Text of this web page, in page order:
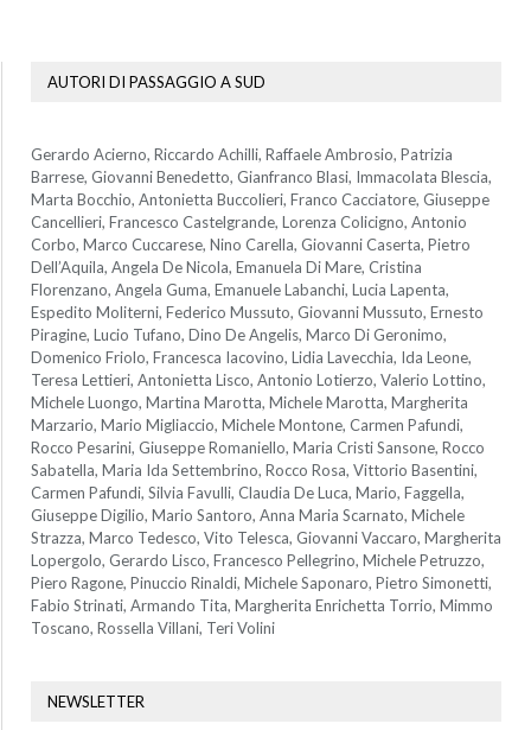
AUTORI DI PASSAGGIO A SUD
Gerardo Acierno, Riccardo Achilli, Raffaele Ambrosio, Patrizia
Barrese, Giovanni Benedetto, Gianfranco Blasi, Immacolata Blescia,
Marta Bocchio, Antonietta Buccolieri, Franco Cacciatore, Giuseppe
Cancellieri, Francesco Castelgrande, Lorenza Colicigno, Antonio
Corbo, Marco Cuccarese, Nino Carella, Giovanni Caserta, Pietro
Dell’Aquila, Angela De Nicola, Emanuela Di Mare, Cristina
Florenzano, Angela Guma, Emanuele Labanchi, Lucia Lapenta,
Espedito Moliterni, Federico Mussuto, Giovanni Mussuto, Ernesto
Piragine, Lucio Tufano, Dino De Angelis, Marco Di Geronimo,
Domenico Friolo, Francesca Iacovino, Lidia Lavecchia, Ida Leone,
Teresa Lettieri, Antonietta Lisco, Antonio Lotierzo, Valerio Lottino,
Michele Luongo, Martina Marotta, Michele Marotta, Margherita
Marzario, Mario Migliaccio, Michele Montone, Carmen Pafundi,
Rocco Pesarini, Giuseppe Romaniello, Maria Cristi Sansone, Rocco
Sabatella, Maria Ida Settembrino, Rocco Rosa, Vittorio Basentini,
Carmen Pafundi, Silvia Favulli, Claudia De Luca, Mario, Faggella,
Giuseppe Digilio, Mario Santoro, Anna Maria Scarnato, Michele
Strazza, Marco Tedesco, Vito Telesca, Giovanni Vaccaro, Margherita
Lopergolo, Gerardo Lisco, Francesco Pellegrino, Michele Petruzzo,
Piero Ragone, Pinuccio Rinaldi, Michele Saponaro, Pietro Simonetti,
Fabio Strinati, Armando Tita, Margherita Enrichetta Torrio, Mimmo
Toscano, Rossella Villani, Teri Volini
NEWSLETTER